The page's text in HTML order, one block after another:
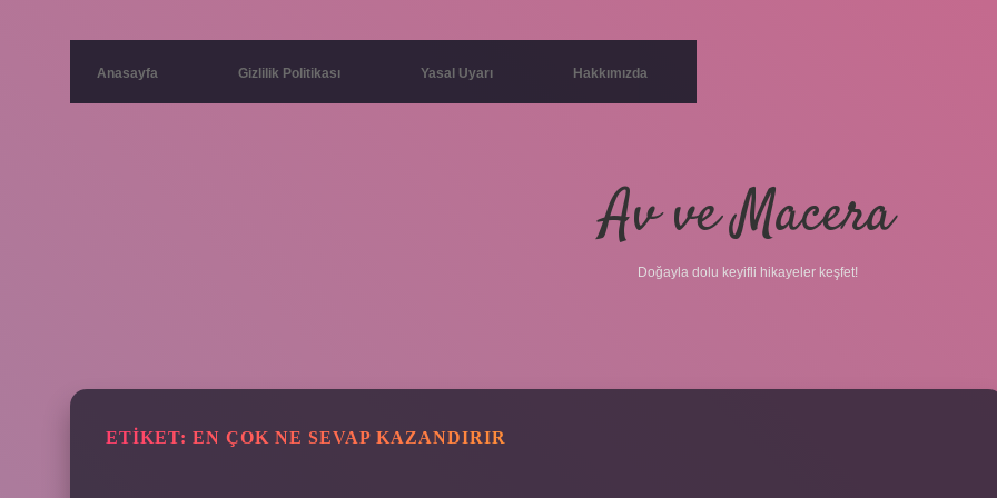
Anasayfa Gizlilik Politikası Yasal Uyarı Hakkımızda
Av ve Macera
Doğayla dolu keyifli hikayeler keşfet!
ETIKET: EN ÇOK NE SEVAP KAZANDIRIR